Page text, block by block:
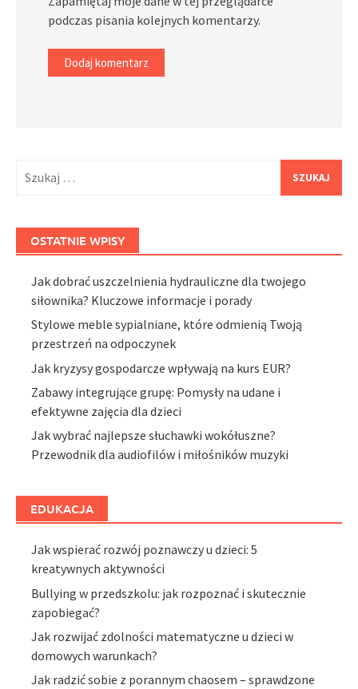
podczas pisania kolejnych komentarzy.
OSTATNIE WPISY
Jak dobrać uszczelnienia hydrauliczne dla twojego
siłownika? Kluczowe informacje i porady
Stylowe meble sypialniane, które odmienią Twoją
przestrzeń na odpoczynek
Jak kryzysy gospodarcze wpływają na kurs EUR?
Zabawy integrujące grupę: Pomysły na udane i
efektywne zajęcia dla dzieci
Jak wybrać najlepsze słuchawki wokółuszne?
Przewodnik dla audiofilów i miłośników muzyki
EDUKACJA
Jak wspierać rozwój poznawczy u dzieci: 5
kreatywnych aktywności
Bullying w przedszkolu: jak rozpoznać i skutecznie
zapobiegać?
Jak rozwijać zdolności matematyczne u dzieci w
domowych warunkach?
Jak radzić sobie z porannym chaosem – sprawdzone